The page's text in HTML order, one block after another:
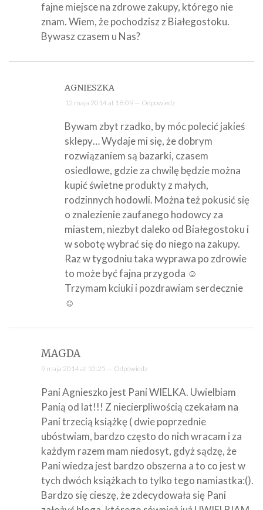
fajne miejsce na zdrowe zakupy, którego nie
znam. Wiem, że pochodzisz z Białegostoku.
Bywasz czasem u Nas?
AGNIESZKA
12 maja 2014 at 18:09 — Odpowiedz
Bywam zbyt rzadko, by móc polecić jakieś
sklepy… Wydaje mi się, że dobrym
rozwiązaniem są bazarki, czasem
osiedlowe, gdzie za chwilę będzie można
kupić świetne produkty z małych,
rodzinnych hodowli. Można też pokusić się
o znalezienie zaufanego hodowcy za
miastem, niezbyt daleko od Białegostoku i
w sobotę wybrać się do niego na zakupy.
Raz w tygodniu taka wyprawa po zdrowie
to może być fajna przygoda ☺
Trzymam kciuki i pozdrawiam serdecznie
☺
MAGDA
9 maja 2014 at 10:25 — Odpowiedz
Pani Agnieszko jest Pani WIELKA. Uwielbiam
Panią od lat!!! Z niecierpliwością czekałam na
Pani trzecią książkę ( dwie poprzednie
ubóstwiam, bardzo często do nich wracam i za
każdym razem mam niedosyt, gdyż sądzę, że
Pani wiedza jest bardzo obszerna a to co jest w
tych dwóch książkach to tylko tego namiastka:().
Bardzo się cieszę, że zdecydowała się Pani